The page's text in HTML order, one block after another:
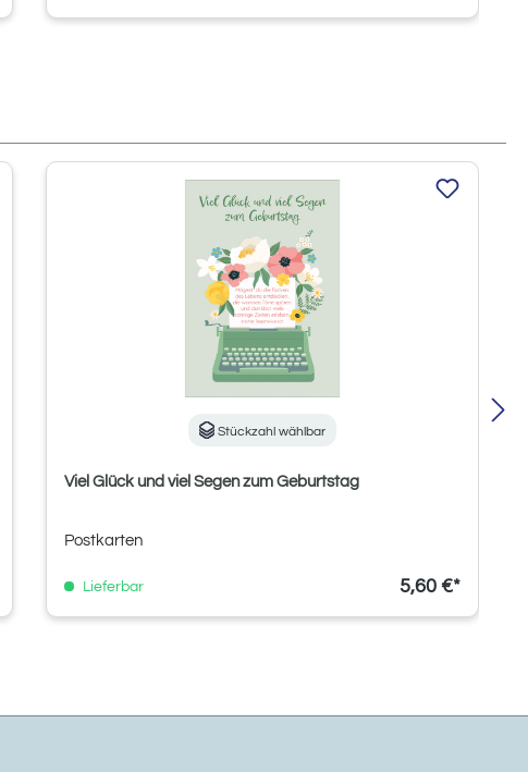
Stückzahl wählbar
Viel Glück und viel Segen zum Geburtstag
Postkarten
Lieferbar 5,60 €*